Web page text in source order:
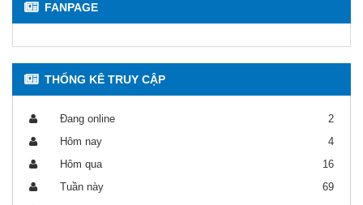
FANPAGE
THỐNG KÊ TRUY CẬP
Đang online
2
Hôm nay
4
Hôm qua
16
Tuần này
69